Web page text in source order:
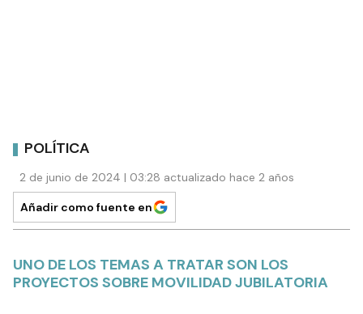
POLÍTICA
2 de junio de 2024 | 03:28 actualizado hace 2 años
Añadir como fuente en
UNO DE LOS TEMAS A TRATAR SON LOS
PROYECTOS SOBRE MOVILIDAD JUBILATORIA